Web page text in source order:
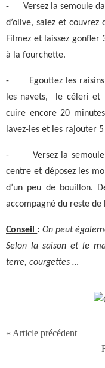
-
Versez la semoule
d’olive, salez et couvrez
Filmez et laissez gonfler
à la fourchette.
-
Egouttez les
les navets,
le céleri et
cuire encore 20
lavez-les et les rajouter
-
Versez la
centre et déposez les
d’un peu de bouillon.
accompagné du reste de
Conseil : On peut
Selon la saison et le
terre, courgettes …
« Article précédent